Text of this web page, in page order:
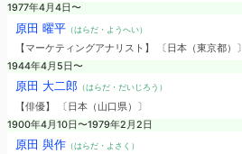
1977年4月4日〜
原田 曜平（はらだ・ようへい）
【マーケティングアナリスト】 〔日本（東京都）〕
1944年4月5日〜
原田 大二郎（はらだ・だいじろう）
【俳優】 〔日本（山口県）〕
1900年4月10日〜1979年2月2日
原田 與作（はらだ・よさく）